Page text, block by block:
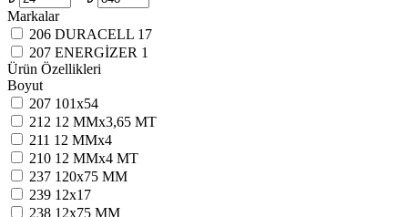
Markalar
206 DURACELL 17
207 ENERGİZER 1
Ürün Özellikleri
Boyut
207 101x54
212 12 MMx3,65 MT
211 12 MMx4
210 12 MMx4 MT
237 120x75 MM
239 12x17
238 12x75 MM